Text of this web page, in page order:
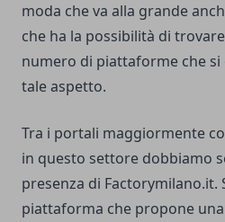
moda che va alla grande
che ha la possibilità di
numero di piattaforme che
tale aspetto.
Tra i portali maggiormente
in questo settore dobbiamo
presenza di Factorymilano.it.
piattaforma che propone una